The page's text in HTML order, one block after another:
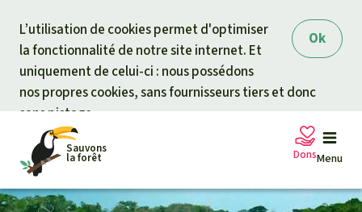
Ok
L’utilisation de cookies permet d'optimiser
la fonctionnalité de notre site internet. Et
uniquement de celui-ci : nous possédons
nos propres cookies, sans fournisseurs tiers et donc
sans pistage.
Sauvons
la forêt Menu
Dons